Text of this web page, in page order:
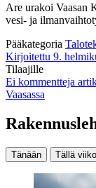
Are urakoi Vaasan
vesi- ja
Pääkategoria
Kirjoitettu 9.
Tilaajille
Ei kommentteja
Vaasassa
Tänään Tällä